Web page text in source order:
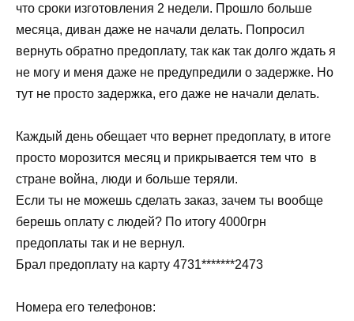
что сроки изготовления 2 недели. Прошло больше
месяца, диван даже не начали делать. Попросил
вернуть обратно предоплату, так как так долго ждать я
не могу и меня даже не предупредили о задержке. Но
тут не просто задержка, его даже не начали делать.
Каждый день обещает что вернет предоплату, в итоге
просто морозится месяц и прикрывается тем что в
стране война, люди и больше теряли.
Если ты не можешь сделать заказ, зачем ты вообще
берешь оплату с людей? По итогу 4000грн
предоплаты так и не вернул.
Брал предоплату на карту 4731*******2473
Номера его телефонов: